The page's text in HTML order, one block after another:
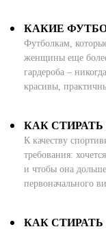
КАКИЕ
Футболкам,
женщины еще
гардероба –
красивы,
КАК
К качеству
требования:
и чтобы она
первоначального
КАК